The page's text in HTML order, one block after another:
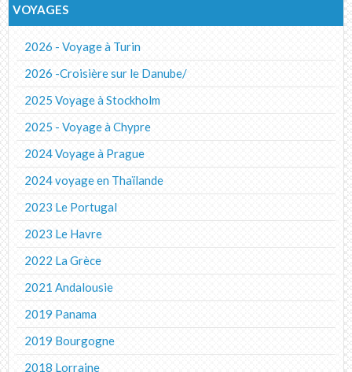
VOYAGES
2026 - Voyage à Turin
2026 -Croisière sur le Danube/
2025 Voyage à Stockholm
2025 - Voyage à Chypre
2024 Voyage à Prague
2024 voyage en Thaïlande
2023 Le Portugal
2023 Le Havre
2022 La Grèce
2021 Andalousie
2019 Panama
2019 Bourgogne
2018 Lorraine